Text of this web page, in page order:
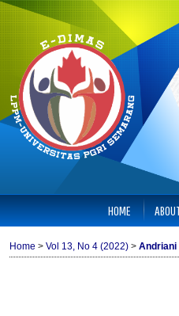
HOME
Home > Vol 13, No 4 (2022) > Andriani